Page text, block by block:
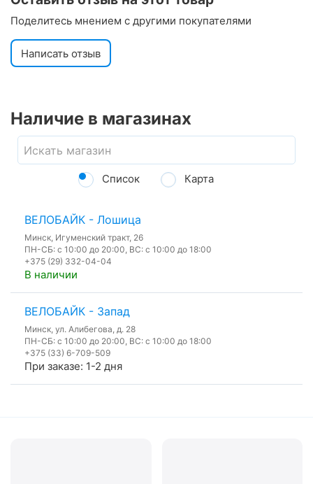
Поделитесь мнением с другими покупателями
Написать отзыв
Наличие в магазинах
Список Карта
ВЕЛОБАЙК - Лошица
Минск, Игуменский тракт, 26
ПН-СБ: с 10:00 до 20:00, ВС: с 10:00 до 18:00
+375 (29) 332-04-04
В наличии
ВЕЛОБАЙК - Запад
Минск, ул. Алибегова, д. 28
ПН-СБ: с 10:00 до 20:00, ВС: с 10:00 до 18:00
+375 (33) 6-709-509
При заказе: 1-2 дня